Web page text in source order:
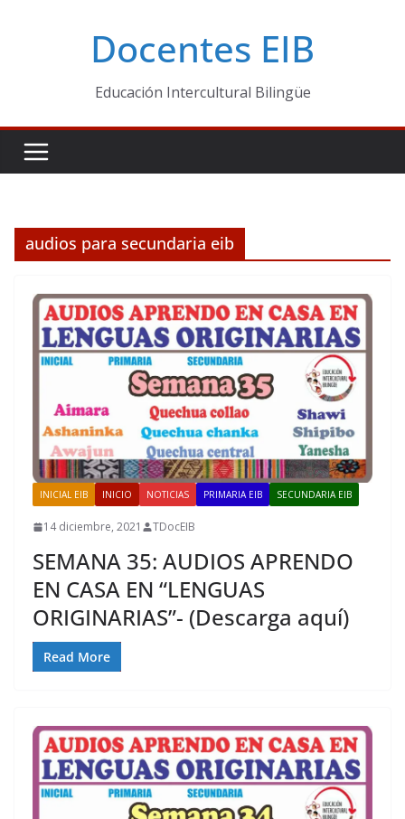
Docentes EIB
Educación Intercultural Bilingüe
audios para secundaria eib
INICIAL EIB INICIO NOTICIAS PRIMARIA EIB SECUNDARIA EIB
14 diciembre, 2021 TDocEIB
SEMANA 35: AUDIOS APRENDO
EN CASA EN “LENGUAS
ORIGINARIAS”- (Descarga aquí)
Read More